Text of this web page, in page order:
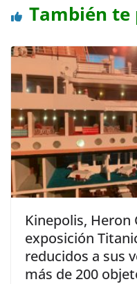
También te
Kinepolis, Heron
exposición
reducidos a sus
más de 200